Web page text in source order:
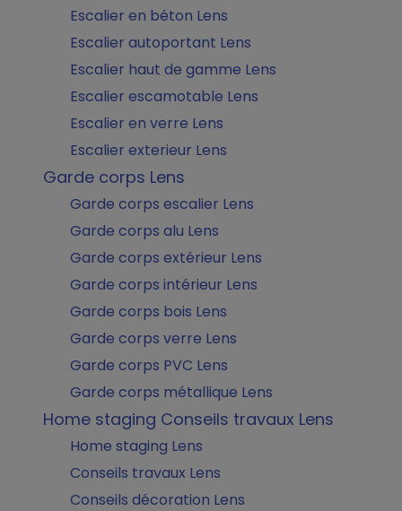
Escalier en béton Lens
Escalier autoportant Lens
Escalier haut de gamme Lens
Escalier escamotable Lens
Escalier en verre Lens
Escalier exterieur Lens
Garde corps Lens
Garde corps escalier Lens
Garde corps alu Lens
Garde corps extérieur Lens
Garde corps intérieur Lens
Garde corps bois Lens
Garde corps verre Lens
Garde corps PVC Lens
Garde corps métallique Lens
Home staging Conseils travaux Lens
Home staging Lens
Conseils travaux Lens
Conseils décoration Lens